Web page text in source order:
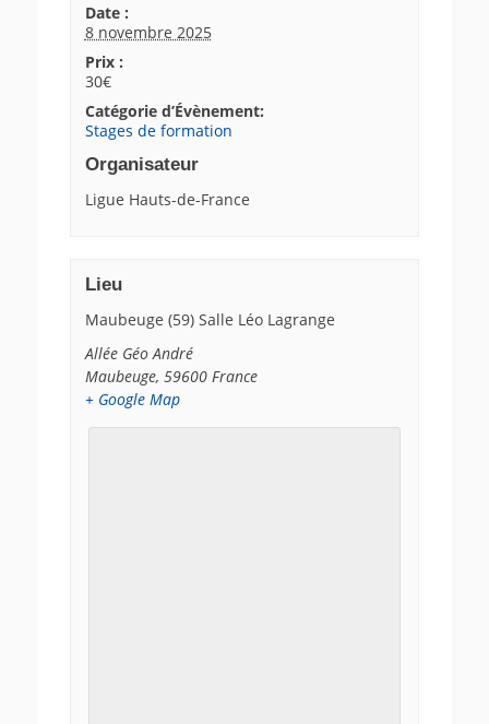
Date :
8 novembre 2025
Prix :
30€
Catégorie d’Évènement:
Stages de formation
Organisateur
Ligue Hauts-de-France
Lieu
Maubeuge (59) Salle Léo Lagrange
Allée Géo André
Maubeuge, 59600 France
+ Google Map